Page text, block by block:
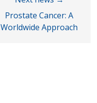
Prostate Cancer: A
Worldwide Approach